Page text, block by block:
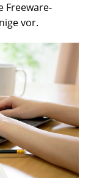
Freeware-
vor.